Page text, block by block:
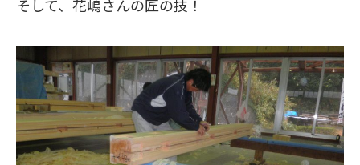
そして、花嶋さんの匠の技！